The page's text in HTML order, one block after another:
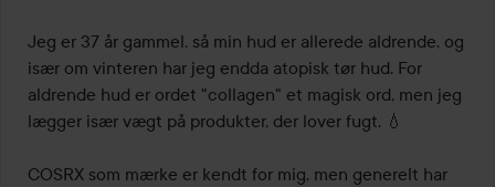
Jeg er 37 år gammel, så min hud er allerede aldrende, og
især om vinteren har jeg endda atopisk tør hud. For
aldrende hud er ordet "collagen" et magisk ord, men jeg
lægger især vægt på produkter, der lover fugt. 💧
COSRX som mærke er kendt for mig, men generelt har